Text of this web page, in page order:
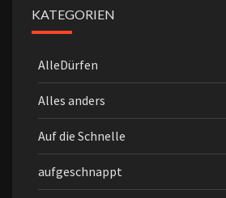
KATEGORIEN
AlleDürfen
Alles anders
Auf die Schnelle
aufgeschnappt